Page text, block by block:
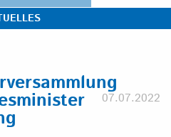
07.07.2022